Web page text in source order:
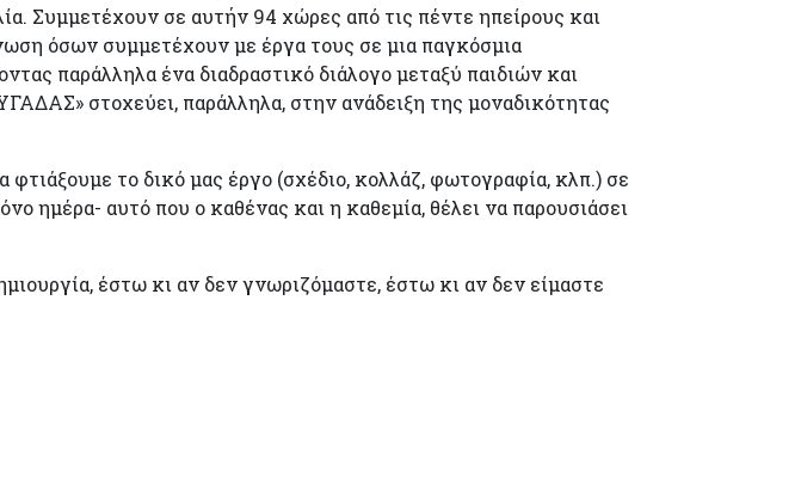
Συμμετέχουν σε αυτήν 94 χώρες από τις πέντε ηπείρους και
όσων συμμετέχουν με έργα τους σε μια παγκόσμια
παράλληλα ένα διαδραστικό διάλογο μεταξύ παιδιών και
στοχεύει, παράλληλα, στην ανάδειξη της μοναδικότητας
φτιάξουμε το δικό μας έργο (σχέδιο, κολλάζ, φωτογραφία, κλπ.) σε
ημέρα- αυτό που ο καθένας και η καθεμία, θέλει να παρουσιάσει
έστω κι αν δεν γνωριζόμαστε, έστω κι αν δεν είμαστε